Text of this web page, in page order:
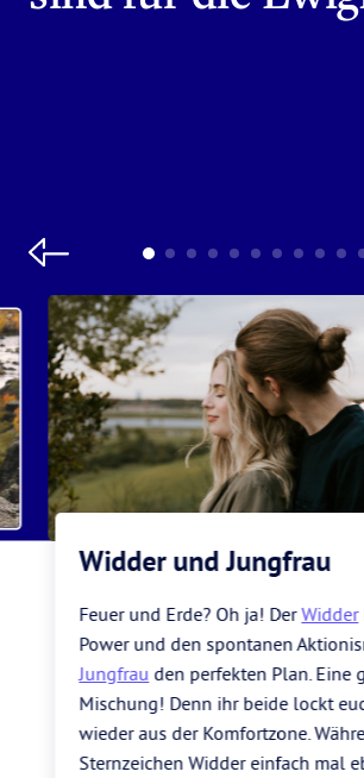
Widder und Jungfrau
Feuer und Erde? Oh ja! DerWidder
Power und den spontanen
Jungfrau den perfekten Plan. Eine
Mischung! Denn ihr beide lockt
wieder aus der Komfortzone.
Sternzeichen Widder einfach mal